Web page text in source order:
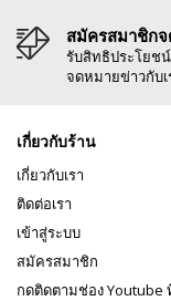
สมัครสมาชิก
รับสิทธิประโยช
จดหมายข่าวกับเ
เกี่ยวกับร้าน
เกี่ยวกับเรา
ติดต่อเรา
เข้าสู่ระบบ
สมัครสมาชิก
กดติดตามช่อง Youtube